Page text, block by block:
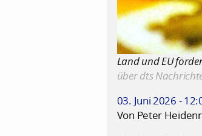
Land und EU
über dts
03. Juni 2026 -
Von Peter